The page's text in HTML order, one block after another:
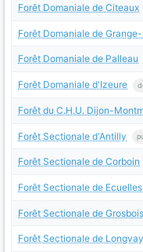
Forêt Domaniale de Citeaux
Forêt Domaniale de
Forêt Domaniale de Palleau
Forêt Domaniale d'Izeure
Forêt du C.H.U. Dijon-
Forêt Sectionale d'Antilly
Forêt Sectionale de Corboin
Forêt Sectionale de Ecuelles
Forêt Sectionale de
Forêt Sectionale de Longvay